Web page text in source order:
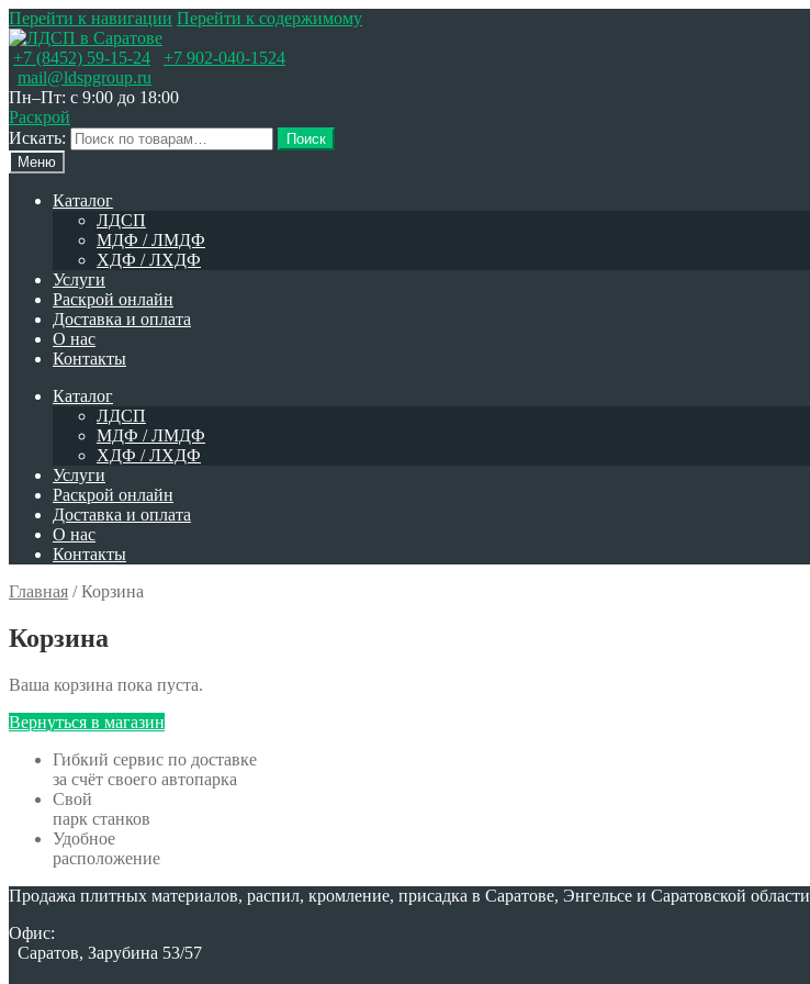
Перейти к навигации Перейти к содержимому
+7 (8452) 59-15-24
+7 902-040-1524
mail@ldspgroup.ru
Пн–Пт: с 9:00 до 18:00
Раскрой
Искать:
Поиск
Меню
Каталог
ЛДСП
МДФ / ЛМДФ
ХДФ / ЛХДФ
Услуги
Раскрой онлайн
Доставка и оплата
О нас
Контакты
Каталог
ЛДСП
МДФ / ЛМДФ
ХДФ / ЛХДФ
Услуги
Раскрой онлайн
Доставка и оплата
О нас
Контакты
Главная /Корзина
Корзина
Ваша корзина пока пуста.
Вернуться в магазин
Гибкий сервис по доставке
за счёт своего автопарка
Свой
парк станков
Удобное
расположение
Продажа плитных материалов, распил, кромление, присадка в Саратове, Энгельсе и Саратовской области
Офис:
Саратов, Зарубина 53/57